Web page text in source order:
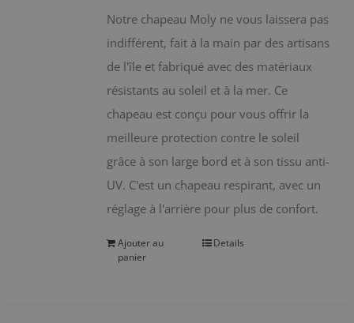
Notre chapeau Moly ne vous laissera pas
indifférent, fait à la main par des artisans
de l'île et fabriqué avec des matériaux
résistants au soleil et à la mer. Ce
chapeau est conçu pour vous offrir la
meilleure protection contre le soleil
grâce à son large bord et à son tissu anti-
UV. C'est un chapeau respirant, avec un
réglage à l'arrière pour plus de confort.
Ajouter au
panier
Details